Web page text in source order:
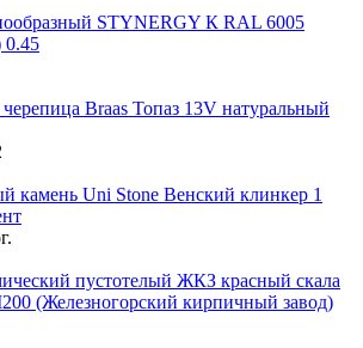
STYNERGY К RAL 6005
0.45
Braas Топаз 13V натуральный
камень Uni Stone Венский клинкер 1
пустотелый ЖКЗ красный скала
(Железногорский кирпичный завод)